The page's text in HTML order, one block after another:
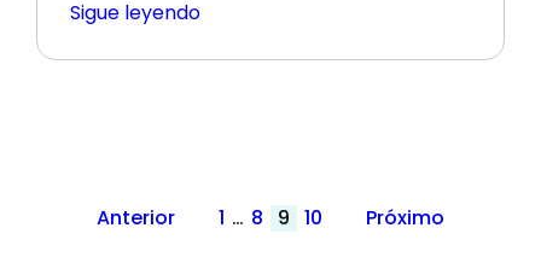
Sigue leyendo
Paginación
Anterior 1 … 8 9 10 Próximo